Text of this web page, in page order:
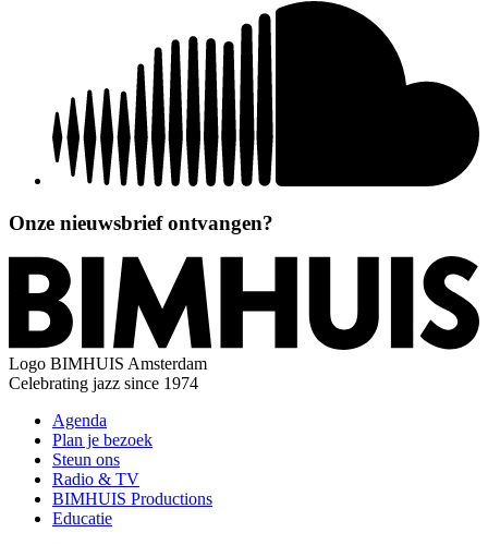
Onze nieuwsbrief ontvangen?
Logo BIMHUIS Amsterdam
Celebrating jazz since 1974
Agenda
Plan je bezoek
Steun ons
Radio & TV
BIMHUIS Productions
Educatie